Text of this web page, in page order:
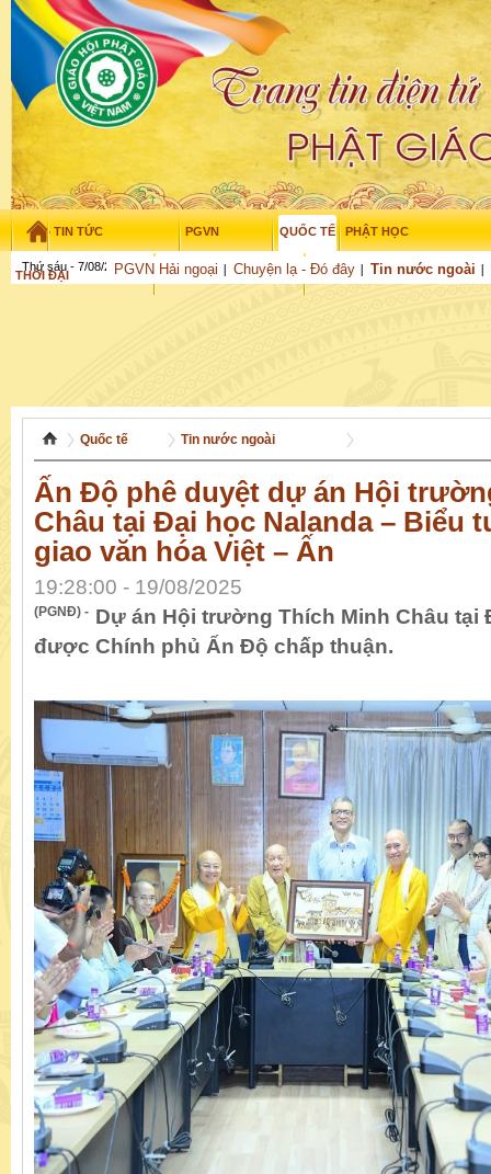
TIN TỨC PGVN QUỐC TẾ
PGVN Hải ngoại Chuyện lạ - Đó đây Tin nước ngoài
PHẬT HỌC
THỜI ĐẠI TUỔI TRẺ NGHIÊN CỨU
Thứ sáu - 7/08/2026 – 21: 58:29
Quốc tế Tin nước ngoài
Ấn Độ phê duyệt dự án Hội
Châu tại Đại học Nalanda – Biểu
giao văn hóa Việt – Ấn
19:28:00 - 19/08/2025
(PGNĐ) - Dự án Hội trường Thích Minh Châu tại
được Chính phủ Ấn Độ chấp thuận.